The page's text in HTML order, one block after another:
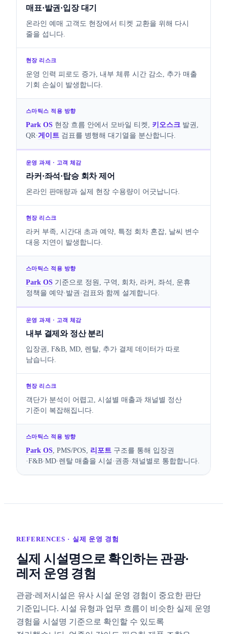
매표·발권·입장 대기
온라인 예매 고객도 현장에서 티켓 교환을 위해 다시
줄을 섭니다.
운영 인력 피로도 증가, 내부 체류 시간 감소, 추가 매출
기회 손실이 발생합니다.
Park OS 현장 흐름 안에서 모바일 티켓, 키오스크 발권,
QR·게이트 검표를 병행해 대기열을 분산합니다.
라커·좌석·탑승 회차 제어
온라인 판매량과 실제 현장 수용량이 어긋납니다.
라커 부족, 시간대 초과 예약, 특정 회차 혼잡, 날씨 변수
대응 지연이 발생합니다.
Park OS 기준으로 정원, 구역, 회차, 라커, 좌석, 운휴
정책을 예약·발권·검표와 함께 설계합니다.
내부 결제와 정산 분리
입장권, F&B, MD, 렌탈, 추가 결제 데이터가 따로
남습니다.
객단가 분석이 어렵고, 시설별 매출과 채널별 정산
기준이 복잡해집니다.
Park OS, PMS/POS, 리포트 구조를 통해 입장권
·F&B·MD·렌탈 매출을 시설·권종·채널별로 통합합니다.
REFERENCES · 실제 운영 경험
실제 시설명으로 확인하는 관광·
레저 운영 경험
관광·레저시설은 유사 시설 운영 경험이 중요한 판단
기준입니다. 시설 유형과 업무 흐름이 비슷한 실제 운영
경험을 시설명 기준으로 확인할 수 있도록